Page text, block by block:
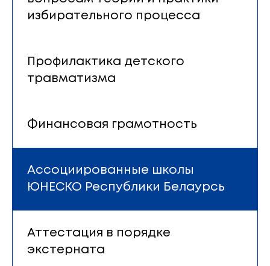
избирательного процесса
Профилактика детского
травматизма
Финансовая грамотность
Ассоциированные школы
ЮНЕСКО Республики Белаурсь
Аттестация в порядке
экстерната